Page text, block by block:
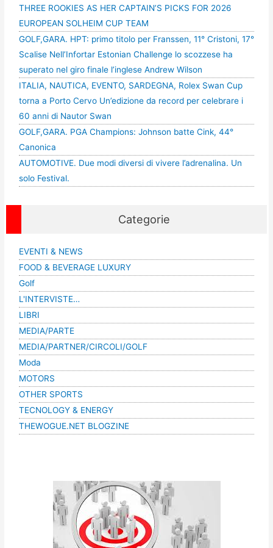
THREE ROOKIES AS HER CAPTAIN’S PICKS FOR 2026
EUROPEAN SOLHEIM CUP TEAM
GOLF,GARA. HPT: primo titolo per Franssen, 11° Cristoni, 17°
Scalise Nell’Infortar Estonian Challenge lo scozzese ha
superato nel giro finale l’inglese Andrew Wilson
ITALIA, NAUTICA, EVENTO, SARDEGNA, Rolex Swan Cup
torna a Porto Cervo Un’edizione da record per celebrare i
60 anni di Nautor Swan
GOLF,GARA. PGA Champions: Johnson batte Cink, 44°
Canonica
AUTOMOTIVE. Due modi diversi di vivere l’adrenalina. Un
solo Festival.
Categorie
EVENTI & NEWS
FOOD & BEVERAGE LUXURY
Golf
L'INTERVISTE…
LIBRI
MEDIA/PARTE
MEDIA/PARTNER/CIRCOLI/GOLF
Moda
MOTORS
OTHER SPORTS
TECNOLOGY & ENERGY
THEWOGUE.NET BLOGZINE